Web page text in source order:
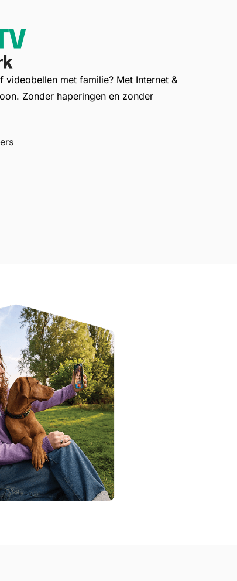
videobellen met familie? Met Internet &
Zonder haperingen en zonder